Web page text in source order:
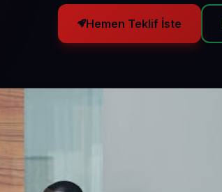
Hemen Teklif İste